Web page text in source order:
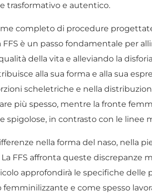
trasformativo e autentico.
completo di procedure
è un passo fondamentale per
della vita e alleviando la
alla sua forma e alla sua
scheletriche e nella
più spesso, mentre la fronte
spigolose, in contrasto con le
nella forma del naso, nella
FFS affronta queste
approfondirà le specifiche delle
femminilizzante e come spesso